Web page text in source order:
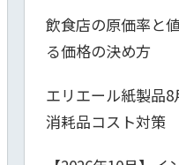
飲食店の原価率と
る価格の決め方
エリエール紙製品
消耗品コスト対策